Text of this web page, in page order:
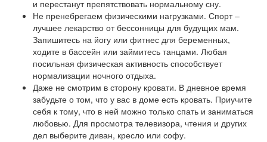
и перестанут препятствовать нормальному сну.
Не пренебрегаем физическими нагрузками. Спорт –
лучшее лекарство от бессонницы для будущих мам.
Запишитесь на йогу или фитнес для беременных,
ходите в бассейн или займитесь танцами. Любая
посильная физическая активность способствует
нормализации ночного отдыха.
Даже не смотрим в сторону кровати. В дневное время
забудьте о том, что у вас в доме есть кровать. Приучите
себя к тому, что в ней можно только спать и заниматься
любовью. Для просмотра телевизора, чтения и других
дел выберите диван, кресло или софу.